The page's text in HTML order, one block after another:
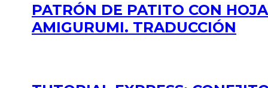
PATRÓN DE PATITO CON HOJA
AMIGURUMI. TRADUCCIÓN